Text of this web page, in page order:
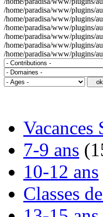
/home/paradisa/www/plugins/
/home/paradisa/www/plugins/
/home/paradisa/www/plugins/
/home/paradisa/www/plugins/
/home/paradisa/www/plugins/
/home/paradisa/www/plugins/
Vacances
7-9 ans
10-12 ans
Classes